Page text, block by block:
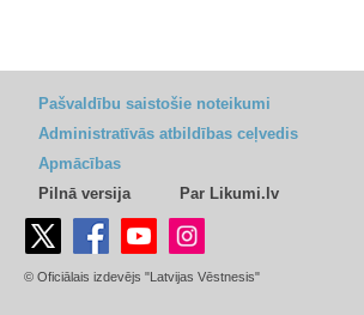
Pašvaldību saistošie noteikumi
Administratīvās atbildības ceļvedis
Apmācības
Pilnā versija
Par Likumi.lv
© Oficiālais izdevējs "Latvijas Vēstnesis"